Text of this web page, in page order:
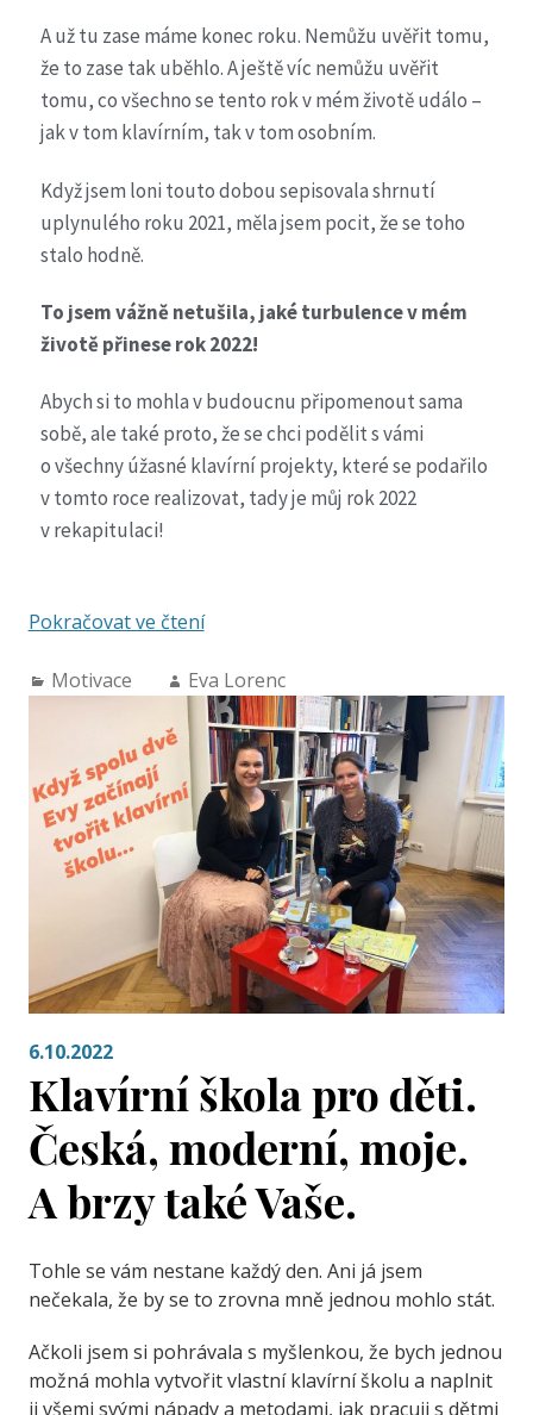
A už tu zase máme konec roku. Nemůžu uvěřit tomu,
že to zase tak uběhlo. A ještě víc nemůžu uvěřit
tomu, co všechno se tento rok v mém životě událo –
jak v tom klavírním, tak v tom osobním.
Když jsem loni touto dobou sepisovala shrnutí
uplynulého roku 2021, měla jsem pocit, že se toho
stalo hodně.
To jsem vážně netušila, jaké turbulence v mém
životě přinese rok 2022!
Abych si to mohla v budoucnu připomenout sama
sobě, ale také proto, že se chci podělit s vámi
o všechny úžasné klavírní projekty, které se podařilo
v tomto roce realizovat, tady je můj rok 2022
v rekapitulaci!
Pokračovat ve čtení
Motivace Eva Lorenc
6.10.2022
Klavírní škola pro děti.
Česká, moderní, moje.
A brzy také Vaše.
Tohle se vám nestane každý den. Ani já jsem
nečekala, že by se to zrovna mně jednou mohlo stát.
Ačkoli jsem si pohrávala s myšlenkou, že bych jednou
možná mohla vytvořit vlastní klavírní školu a naplnit
ji všemi svými nápady a metodami, jak pracuji s dětmi